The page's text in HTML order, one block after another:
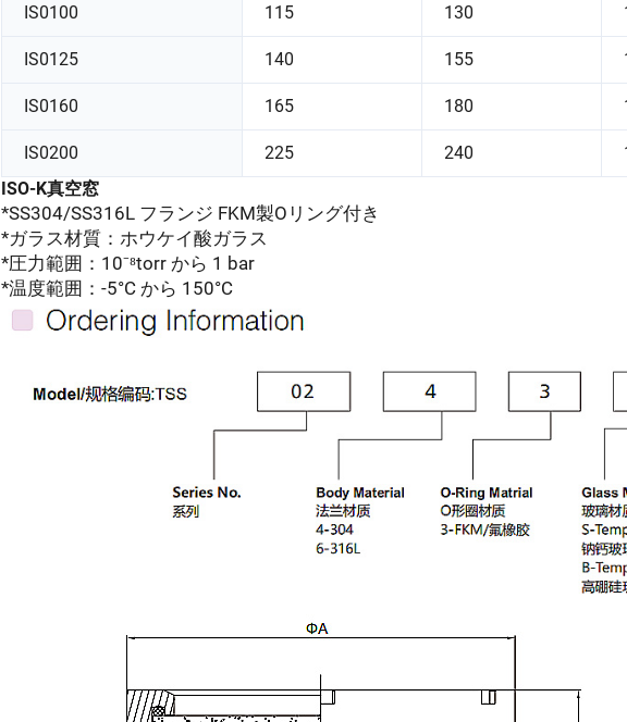
IS0100 115 130
IS0125 140 155
IS0160 165 180
IS0200 225 240
ISO-K真空窓
*SS304/SS316L フランジ FKM製Oリング付き
*ガラス材質：ホウケイ酸ガラス
*圧力範囲：10⁻⁸torr から 1 bar
*温度範囲：-5°C から 150°C